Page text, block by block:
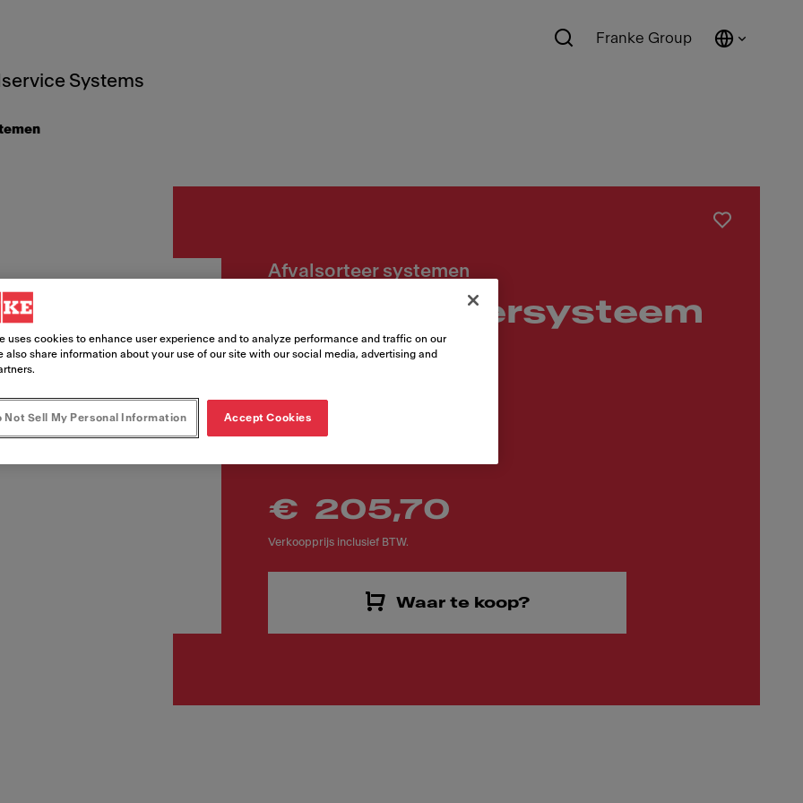
Systems
Franke Group
Afvalsorteer systemen
Afvalsorteersysteem
Cube
Artikelnummer
€ 205,70
Verkoopprijs inclusief BTW.
Waar te koop?
uses cookies to enhance user experience and to analyze performance and traffic on our
also share information about your use of our site with our social media, advertising and
Not Sell My Personal Information Accept Cookies